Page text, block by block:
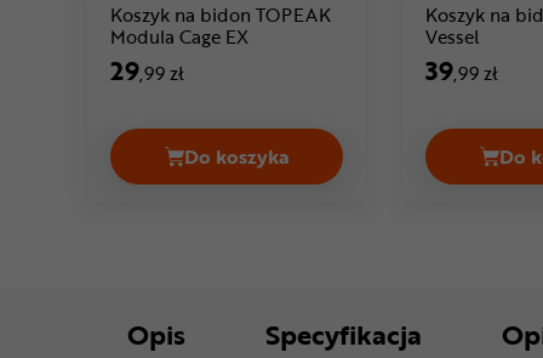
Koszyk na bidon TOPEAK
Modula Cage EX
29,99 zł
Do koszyka
Koszyk na bidon TOPEAK Modula
Koszyk na
Vessel
39,99 zł
Do
Opis Specyfikacja